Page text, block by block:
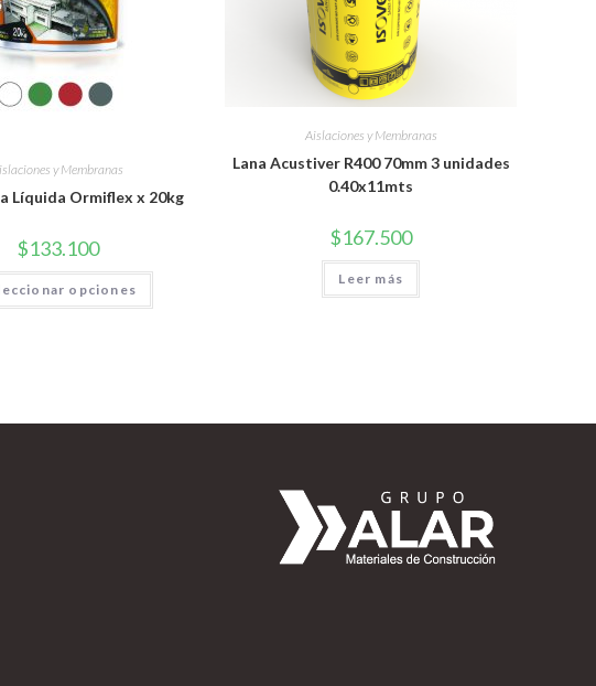
y Membranas
Líquida Ormiflex x 20kg
$133.100
opciones
Aislaciones y Membranas
Lana Acustiver R400 70mm 3 unidades
0.40x11mts
$167.500
Leer más